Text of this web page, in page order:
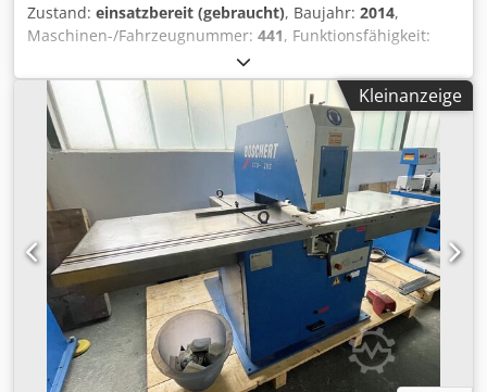
Zustand: einsatzbereit (gebraucht), Baujahr: 2014,
Maschinen-/Fahrzeugnummer: 441, Funktionsfähigkeit:
, Presskraft:
Gesamtgewicht:3.600 kg, Arbeitsbreite:1.000 mm,
Ausstattung:
CE-Kennzeichnung
, TECHNISCHE DETAILS
Presskraft: 28 t Arbeitsbreite max.: 1.000 mm
Ständerabstand: 950 mm Ausladung: 220 mm
Hinteranschlagtiefe: 415 mm MASCHINEN-DETAILS Dkjdpfx
Aey Rxy Donwsr Abmessungen & Gewicht Abmessungen (L
x B x H): 1.500 x 1.150 x 2.400 mm Gewicht: 3.600 kg
Transportpakete: 1 Leistung: 3,0 kW AUSSTATTUNG CE-
Kennzeichnung Dokumentation
Kleinanzeige